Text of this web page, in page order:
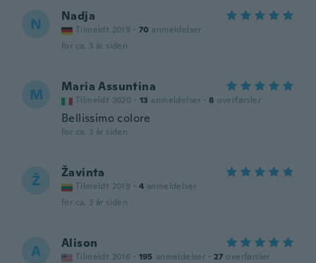
N Nadja
Tilmeldt 2019 · 70 anmeldelser
for ca. 3 år siden
M Maria Assuntina
Tilmeldt 2020 · 13 anmeldelser · 8 overførsler
Bellissimo colore
for ca. 3 år siden
Ž Žavinta
Tilmeldt 2019 · 4 anmeldelser
for ca. 3 år siden
A Alison
Tilmeldt 2016 · 195 anmeldelser · 27 overførsler